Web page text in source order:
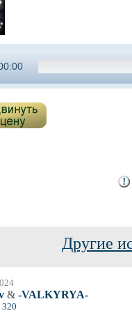
Другие
& -VALKYRYA-
320